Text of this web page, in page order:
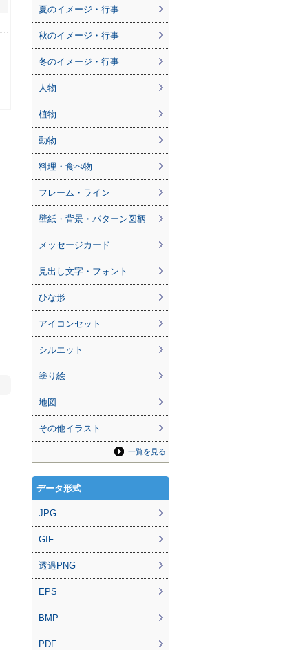
夏のイメージ・行事
秋のイメージ・行事
冬のイメージ・行事
人物
植物
動物
料理・食べ物
フレーム・ライン
壁紙・背景・パターン図柄
メッセージカード
見出し文字・フォント
ひな形
アイコンセット
シルエット
塗り絵
地図
その他イラスト
一覧を見る
データ形式
JPG
GIF
透過PNG
EPS
BMP
PDF